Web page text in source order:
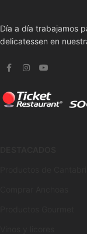
Día a día trabajamos
delicatessen en